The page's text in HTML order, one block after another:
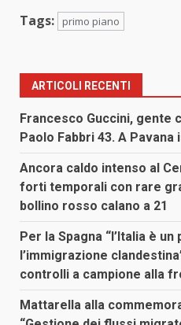
Tags: primo piano
ARTICOLI RECENTI
Francesco Guccini, gente
Paolo Fabbri 43. A
Ancora caldo intenso al
forti temporali con rare
bollino rosso calano a 21
Per la Spagna “l’Italia è
l’immigrazione
controlli a campione alla
Mattarella alla